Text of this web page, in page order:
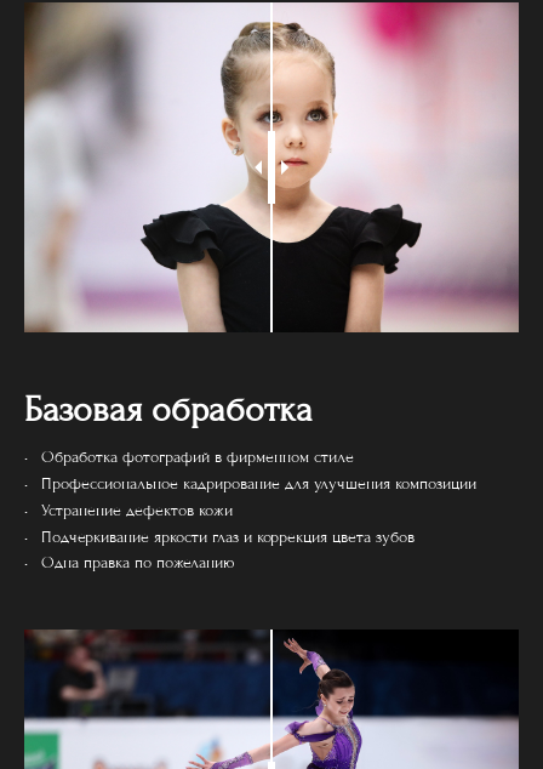
Базовая обработка
Обработка фотографий в фирменном стиле
Профессиональное кадрирование для улучшения композиции
Устранение дефектов кожи
Подчеркивание яркости глаз и коррекция цвета зубов
Одна правка по пожеланию